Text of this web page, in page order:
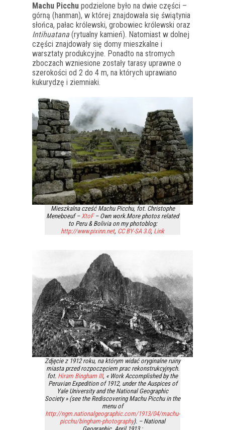
Machu Picchu podzielone było na dwie części –
górną (hanman), w której znajdowała się świątynia
słońca, pałac królewski, grobowiec królewski oraz
Intihuatana(rytualny kamień). Natomiast w dolnej
części znajdowały się domy mieszkalne i
warsztaty produkcyjne. Ponadto na stromych
zboczach wzniesione zostały tarasy uprawne o
szerokości od 2 do 4 m, na których uprawiano
kukurydzę i ziemniaki.
Mieszkalna cześć Machu Picchu, fot. Christophe
Meneboeuf – XtoF– Own work.More photos related
to Peru & Bolivia on my photoblog:
http://www.pixinn.net, CC BY-SA 3.0, Link
Zdjęcie z 1912 roku, na którym widać oryginalne ruiny
miasta przed rozpoczęciem prac rekonstrukcyjnych.
fot. Hiram Bingham III, « Work Accomplished by the
Peruvian Expedition of 1912, under the Auspices of
Yale University and the National Geographic
Society » (see the Rediscovering Machu Picchu in the
menu of
http://ngm.nationalgeographic.com/1913/04/machu-
picchu/bingham-photography). – National